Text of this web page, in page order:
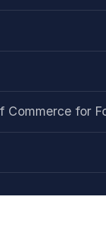
Commerce for